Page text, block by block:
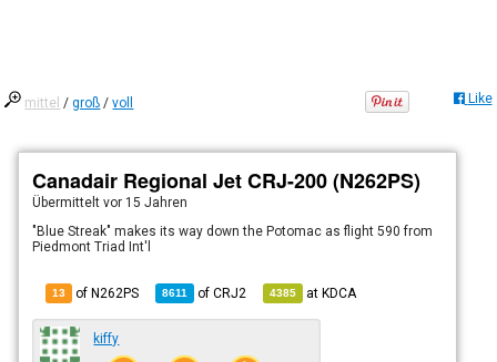
mittel /groß /voll Like
Canadair Regional Jet CRJ-200 (N262PS)
Übermitteltvor 15 Jahren
"Blue Streak" makes its way down the Potomac as flight 590 from
Piedmont Triad Int'l
13 of N262PS 8611 ofCRJ2 4385 atKDCA
kiffy